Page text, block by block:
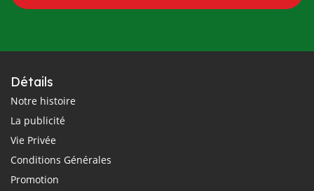
Détails
Notre histoire
La publicité
Vie Privée
Conditions Générales
Promotion